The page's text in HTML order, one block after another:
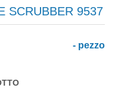
SCRUBBER 9537
- pezzo